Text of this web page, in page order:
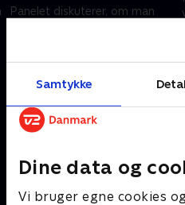
Samtykke
Dine data og
Vi bruger egne cookies
Panelet diskuterer, om man
er terminalt syg?
13. oktober 2025 • 29 min
Andre så også